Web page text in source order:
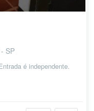
SP
é independente.